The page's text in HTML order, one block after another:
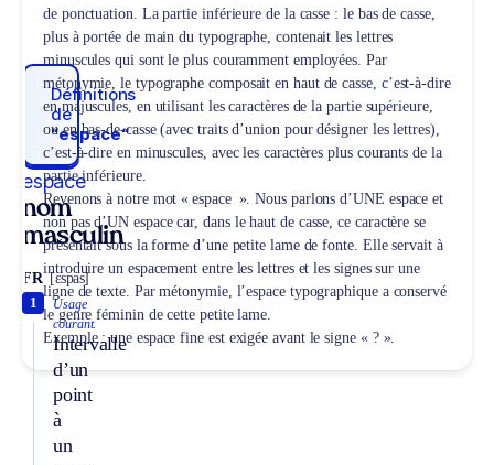
Définitions
de
“espace“
espace
nom
masculin
FR [ɛspas]
Usage
courant.
Intervalle
d’un
point
à
un
1
de ponctuation. La partie inférieure de la casse : le bas de casse,
plus à portée de main du typographe, contenait les lettres
minuscules qui sont le plus couramment employées. Par
métonymie, le typographe composait en haut de casse, c’est-à-dire
en majuscules, en utilisant les caractères de la partie supérieure,
ou en bas-de-casse (avec traits d’union pour désigner les lettres),
c’est-à-dire en minuscules, avec les caractères plus courants de la
partie inférieure.
Revenons à notre mot « espace ». Nous parlons d’UNE espace et
non pas d’UN espace car, dans le haut de casse, ce caractère se
présentait sous la forme d’une petite lame de fonte. Elle servait à
introduire un espacement entre les lettres et les signes sur une
ligne de texte. Par métonymie, l’espace typographique a conservé
le genre féminin de cette petite lame.
Exemple : une espace fine est exigée avant le signe « ? ».